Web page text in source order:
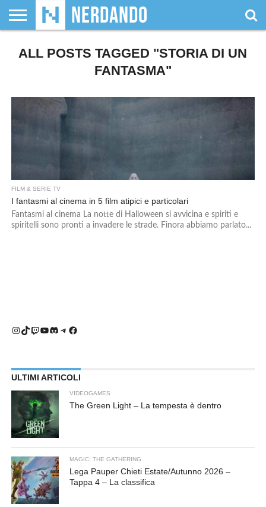
SIAMO
GIOCHI
DA
GIOCHI
DI
VIDEOGAMES
FILM
&
FUMETTI
& LIBRI
MAGIC:
THE
DUNGEONS
&
WRESTLING
NERDANDO
AWARDS
I
BOLLINI
ALL POSTS TAGGED "STORIA DI UN
FANTASMA"
FILM & SERIE TV
I fantasmi al cinema in 5 film atipici e particolari
Fantasmi al cinema La notte di Halloween si avvicina e spiriti e
spiritelli sono pronti a invadere le strade. Finora abbiamo parlato...
Instagram
TikTok
Twitch
YouTube
Discord
Telegram
Facebook
ULTIMI ARTICOLI
VIDEOGAMES
The Green Light – La tempesta è dentro
MAGIC: THE GATHERING
Lega Pauper Chieti Estate/Autunno 2026 –
Tappa 4 – La classifica